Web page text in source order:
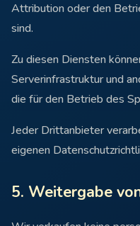
Attribution oder den
sind.
Zu diesen Diensten
Serverinfrastruktur und
die für den Betrieb des
Jeder Drittanbieter
eigenen
5. Weitergabe